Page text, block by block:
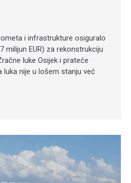
i infrastrukture osiguralo
milijun EUR) za rekonstrukciju
luke Osijek i prateće
luka nije u lošem stanju već